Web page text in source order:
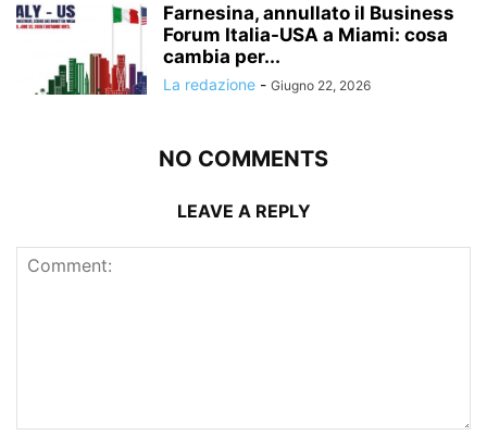
Farnesina, annullato il Business
Forum Italia-USA a Miami: cosa
cambia per...
La redazione - Giugno 22, 2026
NO COMMENTS
LEAVE A REPLY